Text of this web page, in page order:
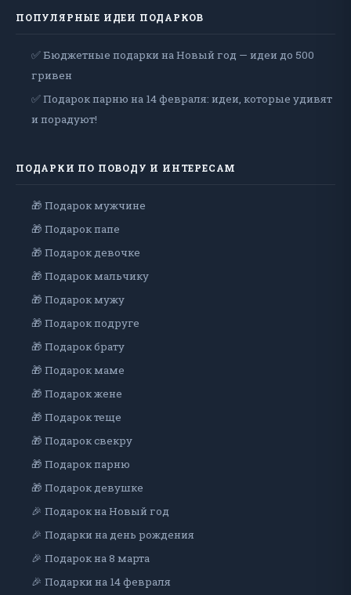
ПОПУЛЯРНЫЕ ИДЕИ ПОДАРКОВ
✅ Бюджетные подарки на Новый год — идеи до 500
гривен
✅ Подарок парню на 14 февраля: идеи, которые удивят
и порадуют!
ПОДАРКИ ПО ПОВОДУ И ИНТЕРЕСАМ
🎁 Подарок мужчине
🎁 Подарок папе
🎁 Подарок девочке
🎁 Подарок мальчику
🎁 Подарок мужу
🎁 Подарок подруге
🎁 Подарок брату
🎁 Подарок маме
🎁 Подарок жене
🎁 Подарок теще
🎁 Подарок свекру
🎁 Подарок парню
🎁 Подарок девушке
🎉 Подарок на Новый год
🎉 Подарки на день рождения
🎉 Подарок на 8 марта
🎉 Подарки на 14 февраля